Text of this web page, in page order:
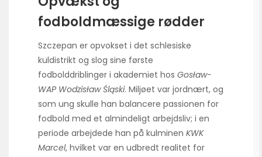
fodboldmæssige rødder
Szczepan er opvokset i det schlesiske
kuldistrikt og slog sine første
fodbolddriblinger i akademiet hos Gosław-
WAP Wodzisław Śląski. Miljøet var jordnært, og
som ung skulle han balancere passionen for
fodbold med et almindeligt arbejdsliv; i en
periode arbejdede han på kulminen KWK
Marcel, hvilket var en udbredt realitet for